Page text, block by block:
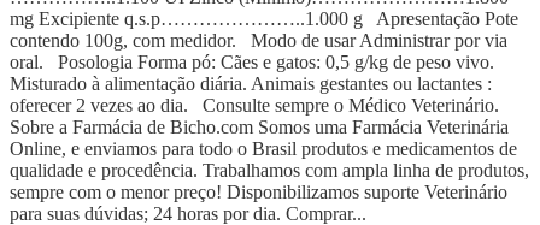
mg Excipiente q.s.p…………………..1.000 g Apresentação Pote
contendo 100g, com medidor. Modo de usar Administrar por via
oral. Posologia Forma pó: Cães e gatos: 0,5 g/kg de peso vivo.
Misturado à alimentação diária. Animais gestantes ou lactantes :
oferecer 2 vezes ao dia. Consulte sempre o Médico Veterinário.
Sobre a Farmácia de Bicho.com Somos uma Farmácia Veterinária
Online, e enviamos para todo o Brasil produtos e medicamentos de
qualidade e procedência. Trabalhamos com ampla linha de produtos,
sempre com o menor preço! Disponibilizamos suporte Veterinário
para suas dúvidas; 24 horas por dia. Comprar...